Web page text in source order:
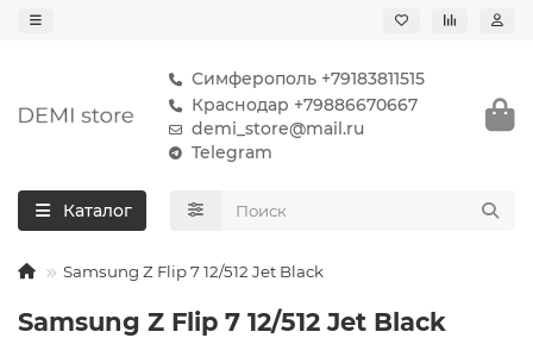
Симферополь +79183811515
Краснодар +79886670667
demi_store@mail.ru
Telegram
Каталог
Samsung Z Flip 7 12/512 Jet Black
Samsung Z Flip 7 12/512 Jet Black